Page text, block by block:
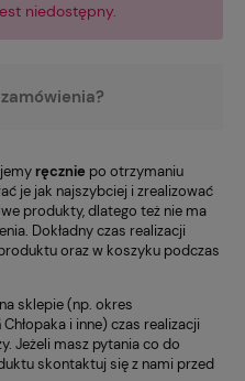
niedostępny.
ręcznie po otrzymaniu
je jak najszybciej i zrealizować
produkty, dlatego też nie ma
Dokładny czas realizacji
oraz w koszyku podczas
sklepie (np. okres
i inne) czas realizacji
Jeżeli masz pytania co do
skontaktuj się z nami przed